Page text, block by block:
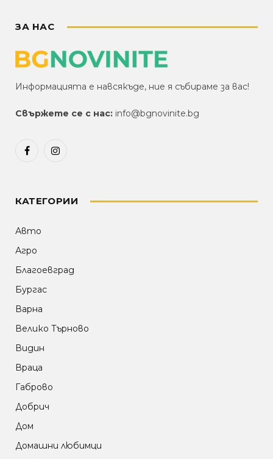
ЗА НАС
Информацията е навсякъде, ние я събираме за вас!
Свържете се с нас: info@bgnovinite.bg
FacebookInstagram
КАТЕГОРИИ
Авто
Агро
Благоевград
Бургас
Варна
Велико Търново
Видин
Враца
Габрово
Добрич
Дом
Домашни любимци